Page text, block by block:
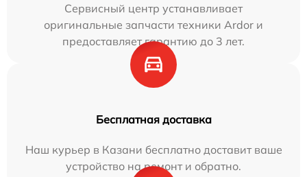
Сервисный центр устанавливает
оригинальные запчасти техники Ardor и
предоставляет гарантию до 3 лет.
Бесплатная доставка
Наш курьер в Казани бесплатно доставит ваше
устройство на ремонт и обратно.